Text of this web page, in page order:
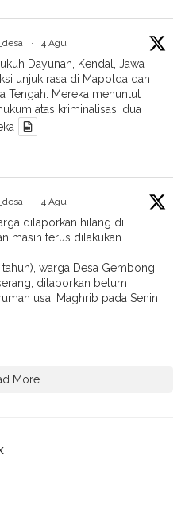
· 4 Agu
Dayunan, Kendal, Jawa
unjuk rasa di Mapolda dan
Tengah. Mereka menuntut
atas kriminalisasi dua
· 4 Agu
dilaporkan hilang di
masih terus dilakukan.
warga Desa Gembong,
dilaporkan belum
usai Maghrib pada Senin
More